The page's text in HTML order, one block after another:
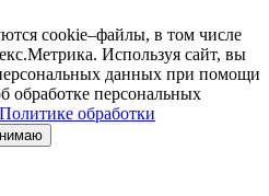
cookie–файлы, в том числе
Используя сайт, вы
данных при помощи
обработке персональных
Политике обработки